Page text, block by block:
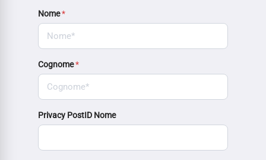
Nome*
Cognome*
Privacy PostID Nome